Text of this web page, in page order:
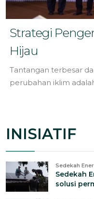
Strategi
Hijau
Tantangan terbesar
perubahan iklim
INISIATIF
Sedekah
Sedekah
solusi